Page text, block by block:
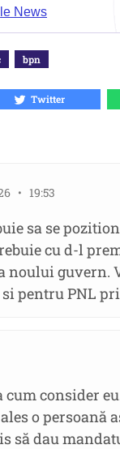
News
bpn
Twitter
• 19:53
sa se
cu d-l
guvern.
pentru PNL
consider
o persoană
să dau